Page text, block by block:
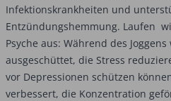
Infektionskrankheiten und
Entzündungshemmung. Laufen
Psyche aus: Während des
ausgeschüttet, die Stress
vor Depressionen schützen
verbessert, die Konzentration